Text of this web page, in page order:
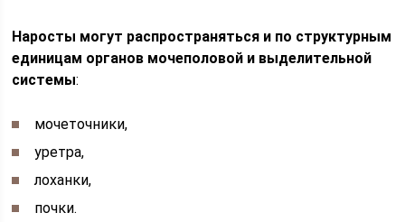
Наросты могут распространяться и по структурным
единицам органов мочеполовой и выделительной
системы:
мочеточники,
уретра,
лоханки,
почки.